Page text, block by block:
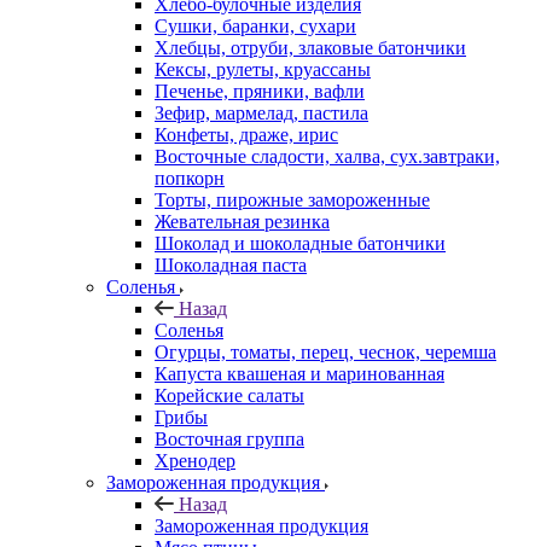
Хлебо-булочные изделия
Сушки, баранки, сухари
Хлебцы, отруби, злаковые батончики
Кексы, рулеты, круассаны
Печенье, пряники, вафли
Зефир, мармелад, пастила
Конфеты, драже, ирис
Восточные сладости, халва, сух.завтраки,
попкорн
Торты, пирожные замороженные
Жевательная резинка
Шоколад и шоколадные батончики
Шоколадная паста
Соленья
Назад
Соленья
Огурцы, томаты, перец, чеснок, черемша
Капуста квашеная и маринованная
Корейские салаты
Грибы
Восточная группа
Хренодер
Замороженная продукция
Назад
Замороженная продукция